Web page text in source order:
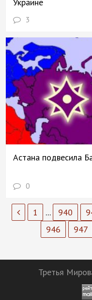
3
Астана подвесила
0
1 ... 940
946
947
Третья